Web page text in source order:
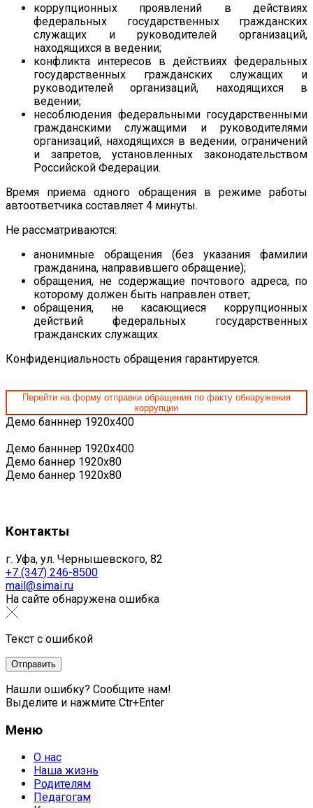
коррупционных проявлений в действиях
федеральных государственных гражданских
служащих и руководителей организаций,
находящихся в ведении;
конфликта интересов в действиях федеральных
государственных гражданских служащих и
руководителей организаций, находящихся в
ведении;
несоблюдения федеральными государственными
гражданскими служащими и руководителями
организаций, находящихся в ведении, ограничений
и запретов, установленных законодательством
Российской Федерации.
Время приема одного обращения в режиме работы
автоответчика составляет 4 минуты.
Не рассматриваются:
анонимные обращения (без указания фамилии
гражданина, направившего обращение);
обращения, не содержащие почтового адреса, по
которому должен быть направлен ответ;
обращения, не касающиеся коррупционных
действий федеральных государственных
гражданских служащих.
Конфиденциальность обращения гарантируется.
Перейти на форму отправки обращения по факту обнаружения
коррупции
Демо банннер 1920х400
Демо банннер 1920х400
Демо баннер 1920x80
Демо баннер 1920x80
Контакты
г. Уфа, ул. Чернышевского, 82
+7 (347) 246-8500
mail@simai.ru
На сайте обнаружена ошибка
Текст с ошибкой
Нашли ошибку? Сообщите нам!
Выделите и нажмите Ctr+Enter
Меню
О нас
Наша жизнь
Родителям
Педагогам